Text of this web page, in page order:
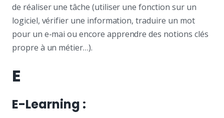
de réaliser une tâche (utiliser une fonction sur un
logiciel, vérifier une information, traduire un mot
pour un e-mai ou encore apprendre des notions clés
propre à un métier…).
E
E-Learning :